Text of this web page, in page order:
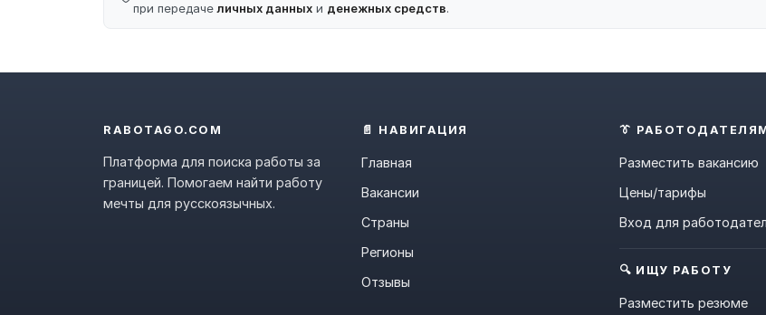
при передачеличных данных и денежных средств.
RABOTAGO.COM
Платформа для поиска работы за
границей. Помогаем найти работу
мечты для русскоязычных.
📄 НАВИГАЦИЯ
Главная
Вакансии
Страны
Регионы
Отзывы
👔
Разместить вакансию
Цены/тарифы
Вход для
🔍 ИЩУ РАБОТУ
Разместить резюме